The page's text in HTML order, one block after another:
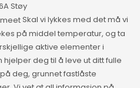
Støy
Skal vi lykkes med det må vi
på middel temperatur, og ta
aktive elementer i
deg til å leve ut ditt fulle
deg, grunnet fastlåste